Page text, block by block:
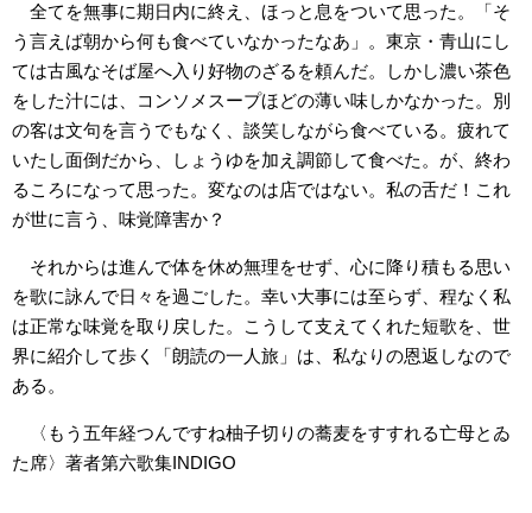
全てを無事に期日内に終え、ほっと息をついて思った。「そ
う言えば朝から何も食べていなかったなあ」。東京・青山にし
ては古風なそば屋へ入り好物のざるを頼んだ。しかし濃い茶色
をした汁には、コンソメスープほどの薄い味しかなかった。別
の客は文句を言うでもなく、談笑しながら食べている。疲れて
いたし面倒だから、しょうゆを加え調節して食べた。が、終わ
るころになって思った。変なのは店ではない。私の舌だ！これ
が世に言う、味覚障害か？
それからは進んで体を休め無理をせず、心に降り積もる思い
を歌に詠んで日々を過ごした。幸い大事には至らず、程なく私
は正常な味覚を取り戻した。こうして支えてくれた短歌を、世
界に紹介して歩く「朗読の一人旅」は、私なりの恩返しなので
ある。
〈もう五年経つんですね柚子切りの蕎麦をすすれる亡母とゐ
た席〉著者第六歌集INDIGO